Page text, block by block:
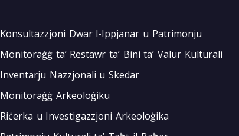
Konsultazzjoni Dwar l-Ippjanar u Patrimonju
Monitoraġġ ta’ Restawr ta’ Bini ta’ Valur Kulturali
Inventarju Nazzjonali u Skedar
Monitoraġġ Arkeoloġiku
Riċerka u Investigazzjoni Arkeoloġika